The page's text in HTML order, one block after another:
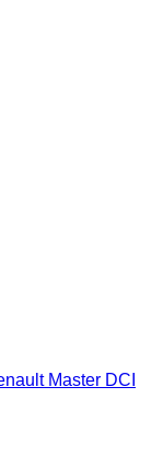
Master DCI